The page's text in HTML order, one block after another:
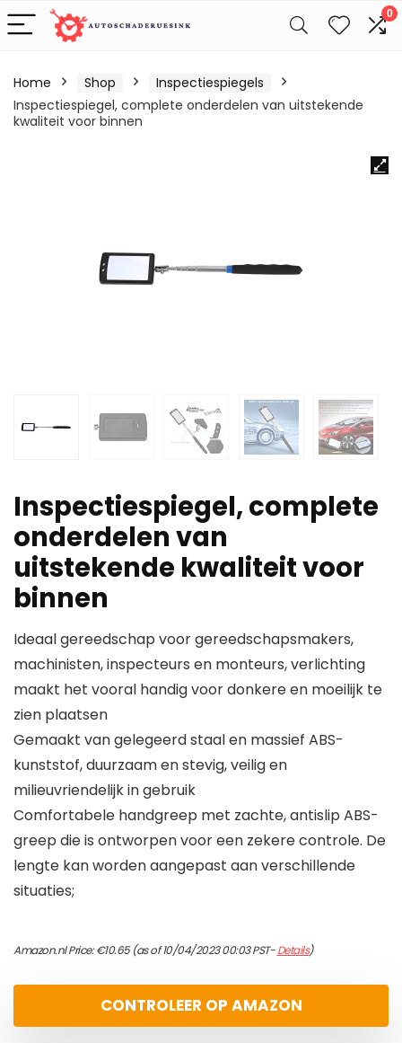
0
Home Shop
Inspectiespiegels
Inspectiespiegel, complete onderdelen van uitstekende
kwaliteit voor binnen
Inspectiespiegel, complete
onderdelen van
uitstekende kwaliteit voor
binnen
Ideaal gereedschap voor gereedschapsmakers,
machinisten, inspecteurs en monteurs, verlichting
maakt het vooral handig voor donkere en moeilijk te
zien plaatsen
Gemaakt van gelegeerd staal en massief ABS-
kunststof, duurzaam en stevig, veilig en
milieuvriendelijk in gebruik
Comfortabele handgreep met zachte, antislip ABS-
greep die is ontworpen voor een zekere controle. De
lengte kan worden aangepast aan verschillende
situaties;
Amazon.nl Price:€10.65(as of 10/04/2023 00:03 PST-Details)
CONTROLEER OP AMAZON